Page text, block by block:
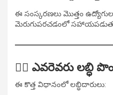
ఈ సంస్కరణలు మొత్తం
మెరుగుపరచడంలో
🙋‍♂️ ఎవరెవరు లబ్ధి
ఈ కొత్త విధానంలో లబ్ధిదారులు: